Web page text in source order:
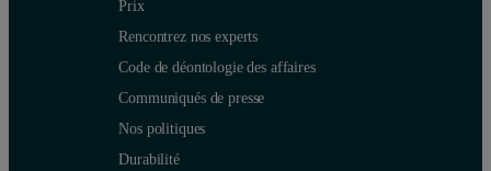
Prix
Rencontrez nos experts
Code de déontologie des affaires
Communiqués de presse
Nos politiques
Durabilité